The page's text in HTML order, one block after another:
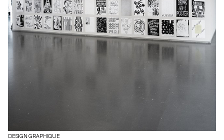
DESIGN GRAPHIQUE